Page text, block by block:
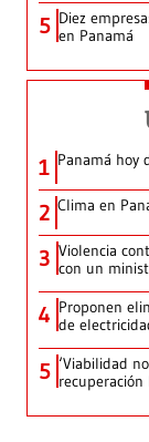
5 Diez
en Panamá
1 Panamá hoy
2 Clima en
3 Violencia
con un
4 Proponen
de
5 ‘Viabilidad